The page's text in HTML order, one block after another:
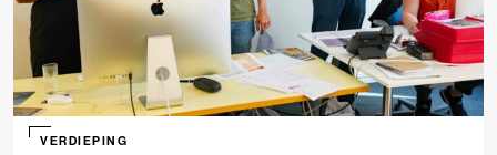
VERDIEPING